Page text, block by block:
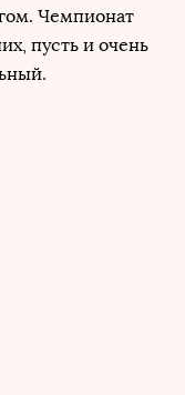
Чемпионат
пусть и очень